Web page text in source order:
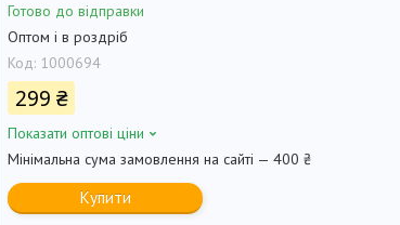
Готово до відправки
Оптом і в роздріб
Код: 1000694
299 ₴
Показати оптові ціни
Мінімальна сума замовлення на сайті — 400 ₴
Купити